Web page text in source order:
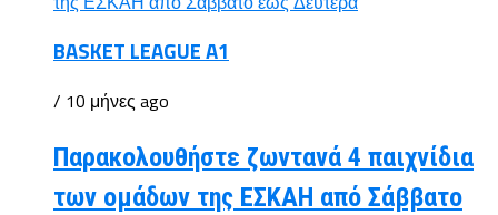
BASKET LEAGUE A1
/ 10 μήνες ago
Παρακολουθήστε ζωντανά 4 παιχνίδια
των ομάδων της ΕΣΚΑΗ από Σάββατο